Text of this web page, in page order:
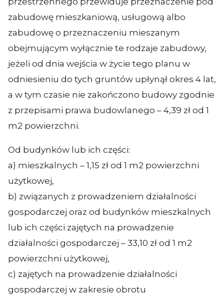
zabudowę mieszkaniową, usługową albo
zabudowę o przeznaczeniu mieszanym
obejmującym wyłącznie te rodzaje zabudowy,
jeżeli od dnia wejścia w życie tego planu w
odniesieniu do tych gruntów upłynął okres 4 lat,
a w tym czasie nie zakończono budowy zgodnie
z przepisami prawa budowlanego – 4,39 zł od 1
m2 powierzchni.
Od budynków lub ich części:
a) mieszkalnych – 1,15 zł od 1 m2 powierzchni
użytkowej,
b) związanych z prowadzeniem działalności
gospodarczej oraz od budynków mieszkalnych
lub ich części zajętych na prowadzenie
działalności gospodarczej – 33,10 zł od 1 m2
powierzchni użytkowej,
c) zajętych na prowadzenie działalności
gospodarczej w zakresie obrotu